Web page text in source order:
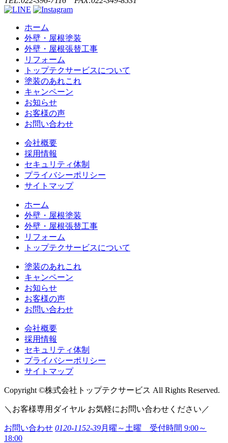
ホーム
外壁・屋根塗装
外壁・屋根張替工事
リフォーム
トップテクサービスについて
塗装のあれこれ
キャンペーン
お知らせ
お客様の声
お問い合わせ
会社概要
採用情報
セキュリティ体制
プライバシーポリシー
サイトマップ
ホーム
外壁・屋根塗装
外壁・屋根張替工事
リフォーム
トップテクサービスについて
塗装のあれこれ
キャンペーン
お知らせ
お客様の声
お問い合わせ
会社概要
採用情報
セキュリティ体制
プライバシーポリシー
サイトマップ
Copyright ©株式会社トップテクサービス All Rights Reserved.
＼ お客様専用ダイヤル お気軽にお問い合わせください ／
お問い合わせ 0120-1152-39月曜～土曜 受付時間 9:00～
18:00